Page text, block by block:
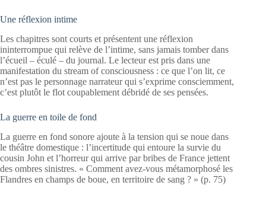
Une réflexion intime
Les chapitres sont courts et présentent une réflexion
ininterrompue qui relève de l’intime, sans jamais tomber dans
l’écueil – éculé – du journal. Le lecteur est pris dans une
manifestation du stream of consciousness : ce que l’on lit, ce
n’est pas le personnage narrateur qui s’exprime consciemment,
c’est plutôt le flot coupablement débridé de ses pensées.
La guerre en toile de fond
La guerre en fond sonore ajoute à la tension qui se noue dans
le théâtre domestique : l’incertitude qui entoure la survie du
cousin John et l’horreur qui arrive par bribes de France jettent
des ombres sinistres. « Comment avez-vous métamorphosé les
Flandres en champs de boue, en territoire de sang ? » (p. 75)